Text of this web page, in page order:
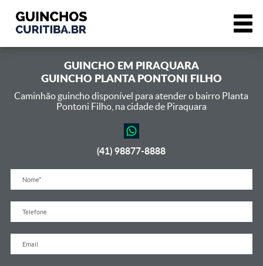
GUINCHO EM PIRAQUARA
GUINCHO PLANTA PONTONI FILHO
Caminhão guincho disponível para atender o bairro Planta
Pontoni Filho, na cidade de Piraquara
(41) 98877-8888